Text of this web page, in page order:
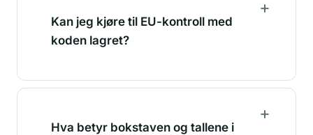
Kan jeg kjøre til EU-kontroll med
koden lagret?
Hva betyr bokstaven og tallene i